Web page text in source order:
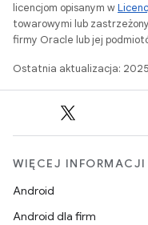
licencjom opisanym w
towarowymi lub
firmy Oracle lub jej
Ostatnia aktualizacja:
WIĘCEJ
Android
Android dla firm